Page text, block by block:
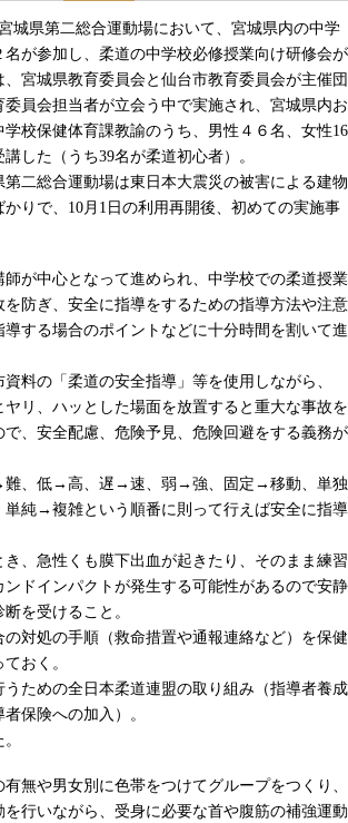
城県第二総合運動場において、宮城県内の中学
が参加し、柔道の中学校必修授業向け研修会が
宮城県教育委員会と仙台市教育委員会が主催団
員会担当者が立会う中で実施され、宮城県内お
校保健体育課教諭のうち、男性４６名、女性16
した（うち39名が柔道初心者）。
二総合運動場は東日本大震災の被害による建物
りで、10月1日の利用再開後、初めての実施事
が中心となって進められ、中学校での柔道授業
防ぎ、安全に指導をするための指導方法や注意
する場合のポイントなどに十分時間を割いて進
料の「柔道の安全指導」等を使用しながら、
ヤリ、ハッとした場面を放置すると重大な事故を
、安全配慮、危険予見、危険回避をする義務が
難、低→高、遅→速、弱→強、固定→移動、単独
純→複雑という順番に則って行えば安全に指導
き、急性くも膜下出血が起きたり、そのまま練習
ンドインパクトが発生する可能性があるので安静
を受けること。
の対処の手順（救命措置や通報連絡など）を保健
おく。
うための全日本柔道連盟の取り組み（指導者養成
保険への加入）。
無や男女別に色帯をつけてグループをつくり、
行いながら、受身に必要な首や腹筋の補強運動